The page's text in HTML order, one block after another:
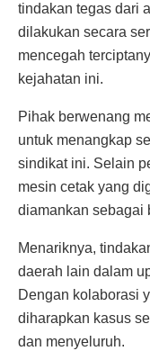
tindakan tegas dari
dilakukan secara
mencegah
kejahatan ini.
Pihak berwenang
untuk menangkap
sindikat ini. Selain
mesin cetak yang
diamankan sebagai
Menariknya,
daerah lain dalam
Dengan kolaborasi
diharapkan kasus
dan menyeluruh.